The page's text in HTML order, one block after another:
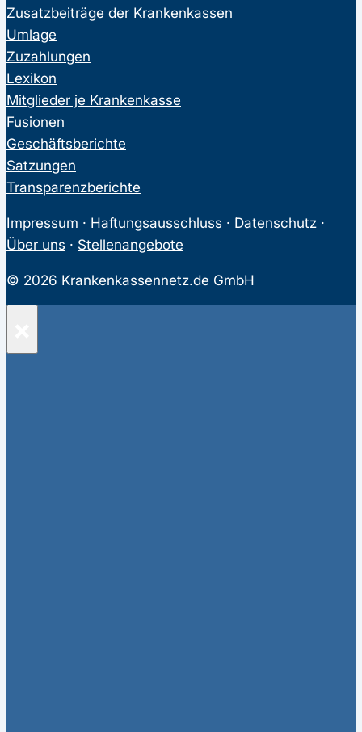
Zusatzbeiträge der Krankenkassen
Umlage
Zuzahlungen
Lexikon
Mitglieder je Krankenkasse
Fusionen
Geschäftsberichte
Satzungen
Transparenzberichte
Impressum · Haftungsausschluss · Datenschutz ·
Über uns · Stellenangebote
© 2026 Krankenkassennetz.de GmbH